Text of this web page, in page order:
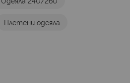
Плетени одеяла